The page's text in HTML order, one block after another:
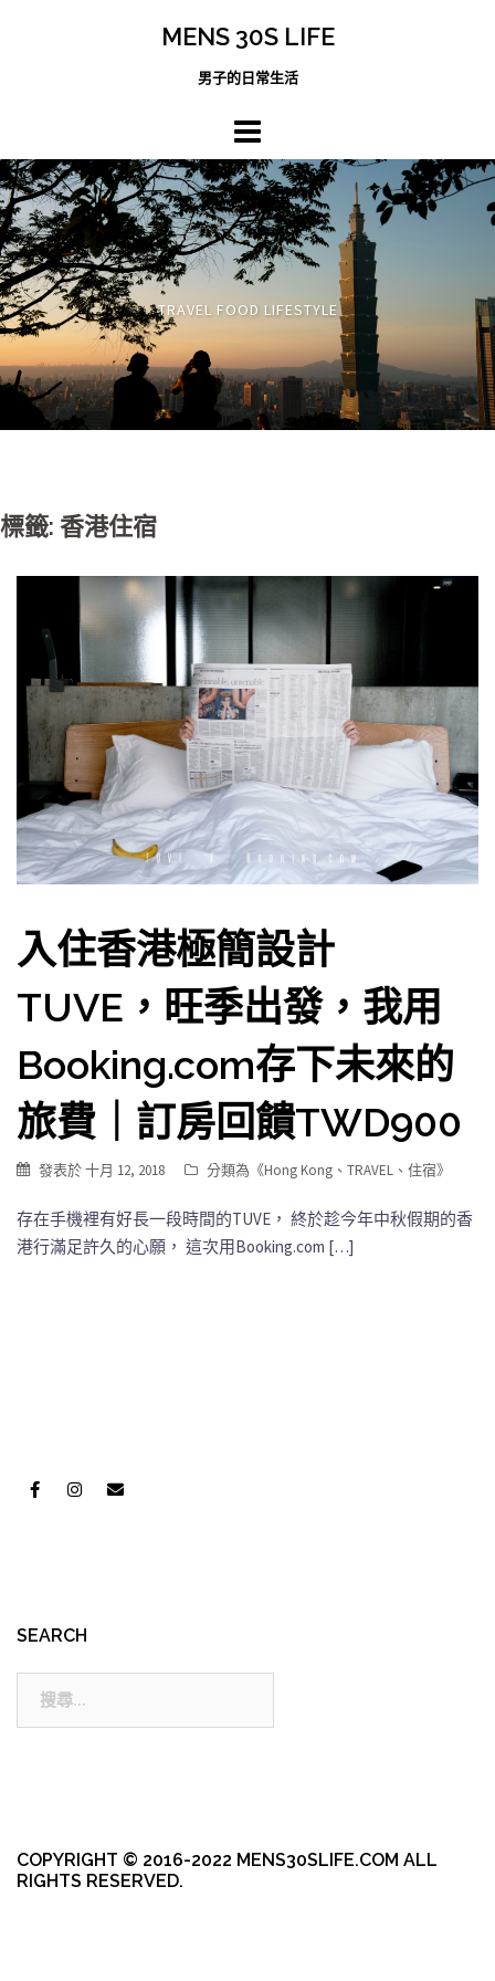
MENS 30S LIFE
男子的日常生活
TRAVEL FOOD LIFESTYLE
標籤: 香港住宿
入住香港極簡設計
TUVE，旺季出發，我用
Booking.com存下未來的
旅費｜訂房回饋TWD900
發表於十月 12, 2018 分類為《Hong Kong 、 TRAVEL 、 住宿》
存在手機裡有好長一段時間的TUVE， 終於趁今年中秋假期的香
港行滿足許久的心願， 這次用Booking.com […]
SEARCH
COPYRIGHT © 2016-2022 MENS30SLIFE.COM ALL
RIGHTS RESERVED.